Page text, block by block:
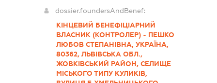
dossier.foundersAndBenef:
КІНЦЕВИЙ БЕНЕФІЦІАРНИЙ
ВЛАСНИК (КОНТРОЛЕР) - ПЕШКО
ЛЮБОВ СТЕПАНІВНА, УКРАЇНА,
80362, ЛЬВІВСЬКА ОБЛ.,
ЖОВКІВСЬКИЙ РАЙОН, СЕЛИЩЕ
МІСЬКОГО ТИПУ КУЛИКІВ,